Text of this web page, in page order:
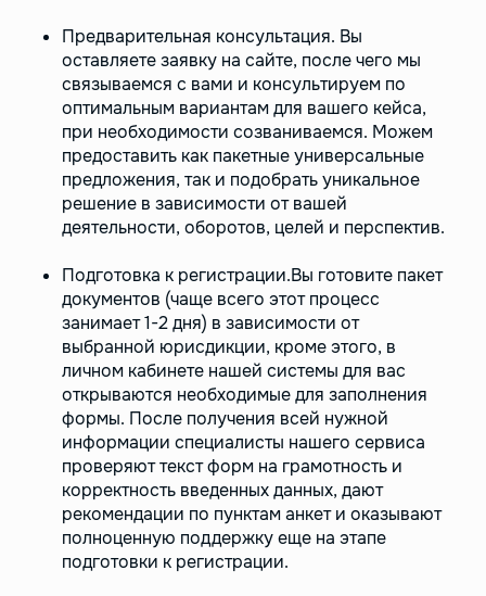
Предварительная консультация. Вы
оставляете заявку на сайте, после чего мы
связываемся с вами и консультируем по
оптимальным вариантам для вашего кейса,
при необходимости созваниваемся. Можем
предоставить как пакетные универсальные
предложения, так и подобрать уникальное
решение в зависимости от вашей
деятельности, оборотов, целей и перспектив.
Подготовка к регистрации.Вы готовите пакет
документов (чаще всего этот процесс
занимает 1-2 дня) в зависимости от
выбранной юрисдикции, кроме этого, в
личном кабинете нашей системы для вас
открываются необходимые для заполнения
формы. После получения всей нужной
информации специалисты нашего сервиса
проверяют текст форм на грамотность и
корректность введенных данных, дают
рекомендации по пунктам анкет и оказывают
полноценную поддержку еще на этапе
подготовки к регистрации.